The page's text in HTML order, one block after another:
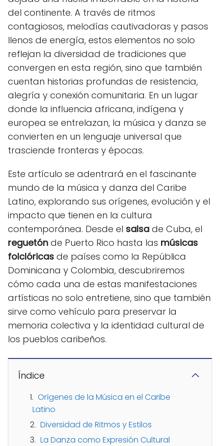
del continente. A través de ritmos
contagiosos, melodías cautivadoras y pasos
llenos de energía, estos elementos no solo
reflejan la diversidad de tradiciones que
convergen en esta región, sino que también
cuentan historias profundas de resistencia,
alegría y conexión comunitaria. En un lugar
donde la influencia africana, indígena y
europea se entrelazan, la música y danza se
convierten en un lenguaje universal que
trasciende fronteras y épocas.
Este artículo se adentrará en el fascinante
mundo de la música y danza del Caribe
Latino, explorando sus orígenes, evolución y el
impacto que tienen en la cultura
contemporánea. Desde el salsa de Cuba, el
reguetón de Puerto Rico hasta las músicas
folclóricas de países como la República
Dominicana y Colombia, descubriremos
cómo cada una de estas manifestaciones
artísticas no solo entretiene, sino que también
sirve como vehículo para preservar la
memoria colectiva y la identidad cultural de
los pueblos caribeños.
Índice
Orígenes de la Música en el Caribe
Latino
Diversidad de Ritmos y Estilos
La Danza como Expresión Cultural